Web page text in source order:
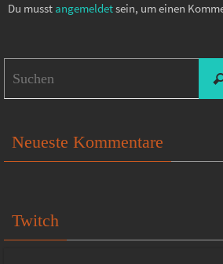
Du musst angemeldetsein, um einen
Neueste Kommentare
Twitch